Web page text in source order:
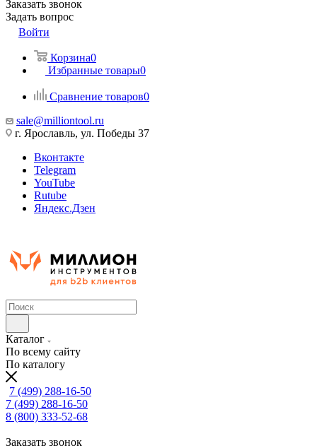
Заказать звонок
Задать вопрос
Войти
Корзина0
Избранные товары0
Сравнение товаров0
sale@milliontool.ru
г. Ярославль, ул. Победы 37
Вконтакте
Telegram
YouTube
Rutube
Яндекс.Дзен
Каталог
По всему сайту
По каталогу
7 (499) 288-16-50
7 (499) 288-16-50
8 (800) 333-52-68
Заказать звонок